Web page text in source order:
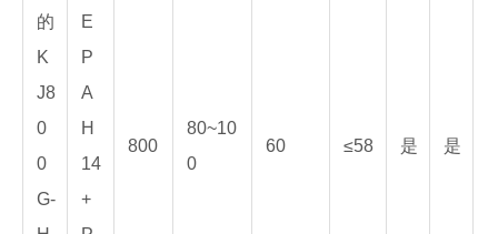
的
K
J8
0
0
G-
E
P
A
H
14
+
800
80~10
0
60 ≤58 是 是